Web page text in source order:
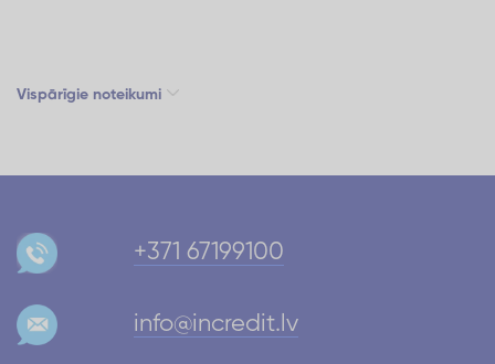
Vispārīgie noteikumi
+371 67199100
info@incredit.lv